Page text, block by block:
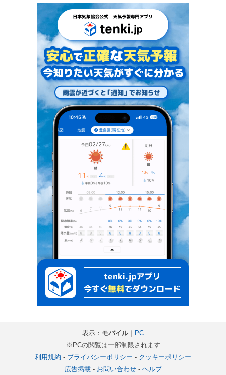
表示： モバイル｜ PC
※PCの閲覧は一部制限されます
利用規約 - プライバシーポリシー - クッキーポリシー
広告掲載- お問い合わせ- ヘルプ